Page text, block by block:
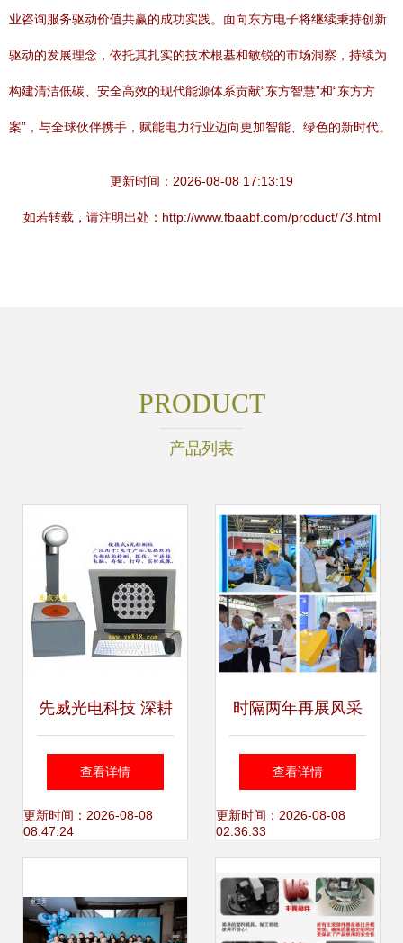
业咨询服务驱动价值共赢的成功实践。面向东方电子将继续秉持创新
驱动的发展理念，依托其扎实的技术根基和敏锐的市场洞察，持续为
构建清洁低碳、安全高效的现代能源体系贡献“东方智慧”和“东方方
案”，与全球伙伴携手，赋能电力行业迈向更加智能、绿色的新时代。
更新时间：2026-08-08 17:13:19
如若转载，请注明出处：http://www.fbaabf.com/product/73.html
PRODUCT
产品列表
先威光电科技 深耕
光电技术领域，构
筑专业的上海技术
查看详情
更新时间：2026-08-08
08:47:24
时隔两年再展风采
天瑞仪器精彩亮相
BCEIA2023上海技
查看详情
更新时间：2026-08-08
02:36:33